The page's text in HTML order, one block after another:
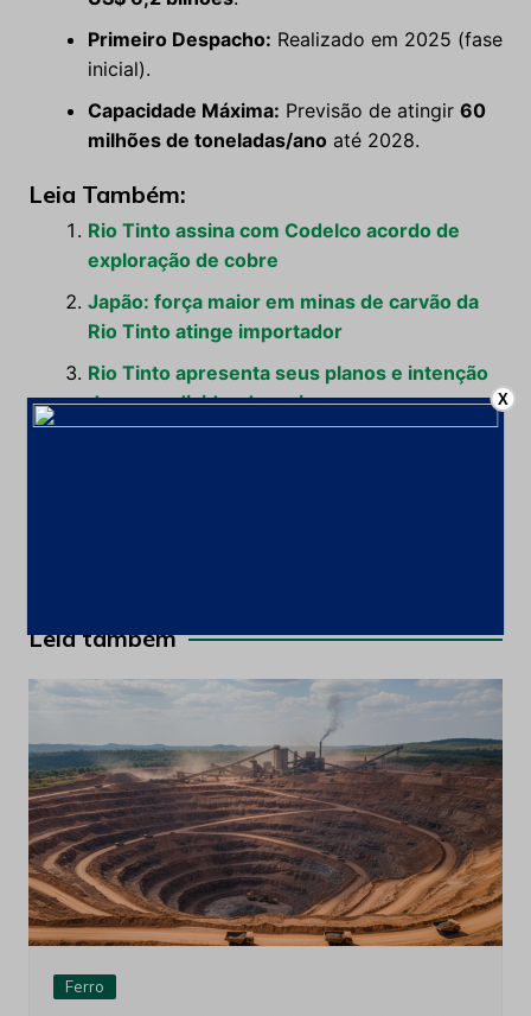
Primeiro Despacho: Realizado em 2025 (fase
inicial).
Capacidade Máxima: Previsão de atingir 60
milhões de toneladas/anoaté 2028.
Leia Também:
Rio Tinto assina com Codelco acordo de
exploração de cobre
Japão: força maior em minas de carvão da
Rio Tinto atinge importador
Rio Tinto apresenta seus planos e intenção
de pagar dividendo maior
Post
Leia também
Ferro
X